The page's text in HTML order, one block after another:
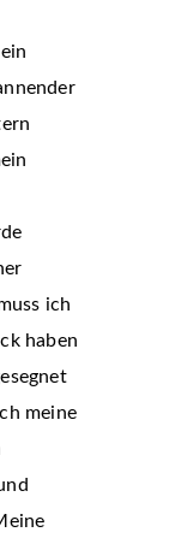
ich
haben
meine